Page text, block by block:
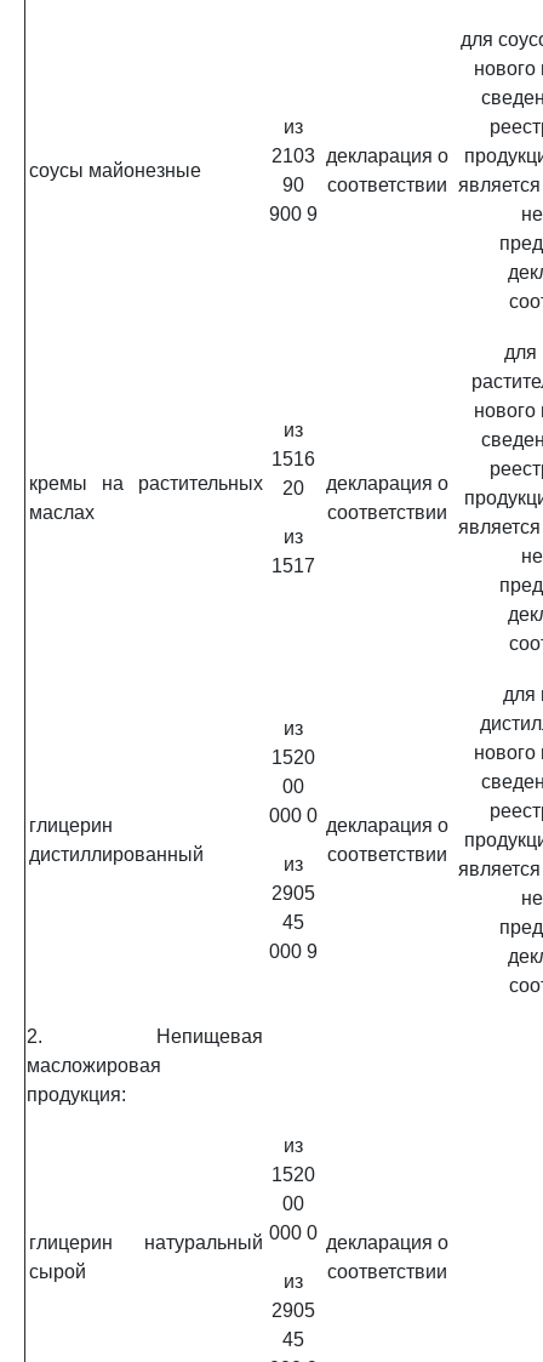
соусы майонезные
из
2103
90
900 9
декларация о
соответствии
для
нового
кремы на растительных
маслах
из
1516
20
из
1517
декларация о
соответствии
для
нового
глицерин
дистиллированный
из
1520
00
000 0
из
2905
45
000 9
декларация о
соответствии
для
нового
2. Непищевая
масложировая
продукция:
глицерин натуральный
сырой
из
1520
00
000 0
из
2905
45
декларация о
соответствии